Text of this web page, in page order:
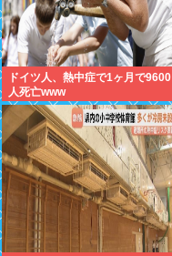
ドイツ人、熱中症で1ヶ月で9600
人死亡www